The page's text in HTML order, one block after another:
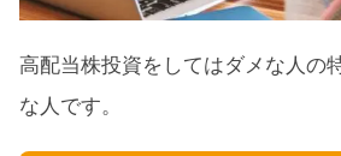
高配当株投資をしたいなら
め
高配当株投資をしてはダメ
高配当株投資をしてはダメな人の
な人です。